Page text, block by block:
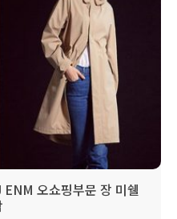
ENM 오쇼핑부문 장 미쉘